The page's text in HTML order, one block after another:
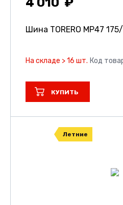
Шина TORERO MP47
На складе > 16 шт. Код
КУПИТЬ
Летние